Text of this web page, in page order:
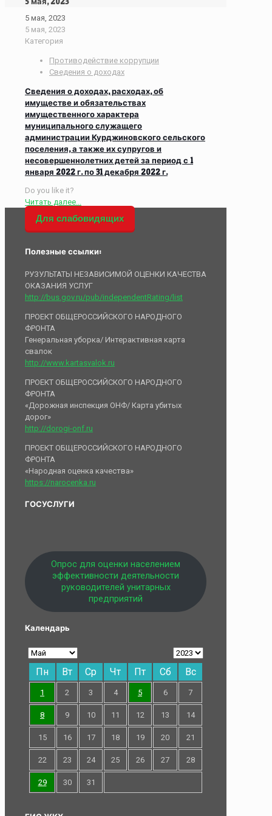
5 мая, 2023
5 мая, 2023
Категория
Противодействие коррупции
Сведения о доходах
Сведения о доходах, расходах, об
имуществе и обязательствах
имущественного характера
муниципального служащего
администрации Курджиновского сельского
поселения, а также их супругов и
несовершеннолетних детей за период с 1
января 2022 г. по 31 декабря 2022 г.
Do you like it?
Читать далее...
Для слабовидящих
Полезные ссылки:
РУЗУЛЬТАТЫ НЕЗАВИСИМОЙ ОЦЕНКИ КАЧЕСТВА
ОКАЗАНИЯ УСЛУГ
http://bus.gov.ru/pub/independentRating/list
ПРОЕКТ ОБЩЕРОССИЙСКОГО НАРОДНОГО
ФРОНТА
Генеральная уборка/ Интерактивная карта
свалок
http://www.kartasvalok.ru
ПРОЕКТ ОБЩЕРОССИЙСКОГО НАРОДНОГО
ФРОНТА
«Дорожная инспекция ОНФ/ Карта убитых
дорог»
http://dorogi-onf.ru
ПРОЕКТ ОБЩЕРОССИЙСКОГО НАРОДНОГО
ФРОНТА
«Народная оценка качества»
https://narocenka.ru
ГОСУСЛУГИ
Опрос для оценки населением
эффективности деятельности
руководителей унитарных
предприятий
Календарь
Пн Вт Ср Чт Пт Сб Вс
1 2 3 4 5 6 7
8 9 10 11 12 13 14
15 16 17 18 19 20 21
22 23 24 25 26 27 28
29 30 31